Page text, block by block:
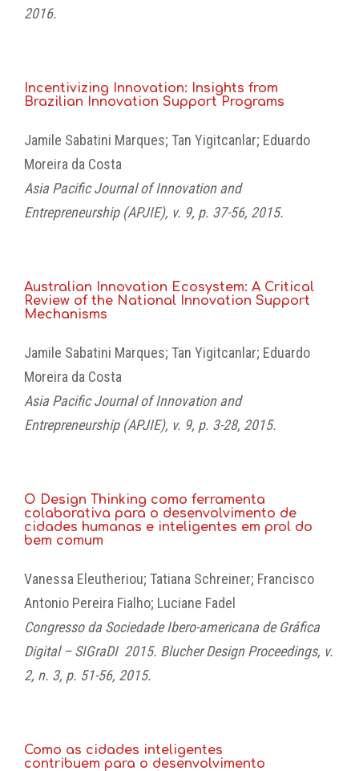
2016.
Incentivizing Innovation: Insights from
Brazilian Innovation Support Programs
Jamile Sabatini Marques; Tan Yigitcanlar; Eduardo
Moreira da Costa
Asia Pacific Journal of Innovation and
Entrepreneurship (APJIE), v. 9, p. 37-56, 2015.
Australian Innovation Ecosystem: A Critical
Review of the National Innovation Support
Mechanisms
Jamile Sabatini Marques; Tan Yigitcanlar; Eduardo
Moreira da Costa
Asia Pacific Journal of Innovation and
Entrepreneurship (APJIE), v. 9, p. 3-28, 2015.
O Design Thinking como ferramenta
colaborativa para o desenvolvimento de
cidades humanas e inteligentes em prol do
bem comum
Vanessa Eleutheriou; Tatiana Schreiner; Francisco
Antonio Pereira Fialho; Luciane Fadel
Congresso da Sociedade Ibero-americana de Gráfica
Digital – SIGraDI 2015. Blucher Design Proceedings, v.
2, n. 3, p. 51-56, 2015.
Como as cidades inteligentes
contribuem para o desenvolvimento